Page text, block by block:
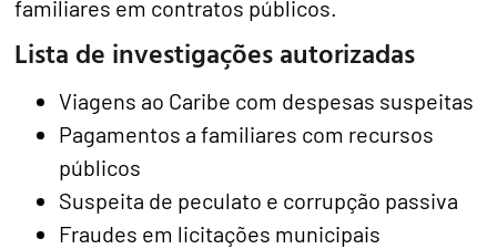
familiares em contratos públicos.
Lista de investigações autorizadas
Viagens ao Caribe com despesas suspeitas
Pagamentos a familiares com recursos
públicos
Suspeita de peculato e corrupção passiva
Fraudes em licitações municipais